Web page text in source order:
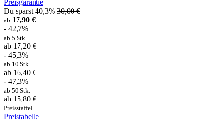
Preisgarantie
Du sparst 40,3% 30,00 €
ab 17,90 €
- 42,7%
ab 5 Stk.
ab 17,20 €
- 45,3%
ab 10 Stk.
ab 16,40 €
- 47,3%
ab 50 Stk.
ab 15,80 €
Preisstaffel
Preistabelle